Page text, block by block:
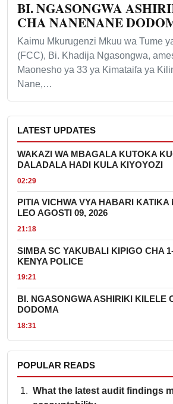
BI. NGASONGWA
CHA NANENANE
Kaimu Mkurugenzi Mkuu wa Tume
(FCC), Bi. Khadija Ngasongwa,
Maonesho ya 33 ya Kimataifa ya
Nane,…
LATEST UPDATES
WAKAZI WA MBAGALA KUTOKA
DALADALA HADI KULA KIYOYOZI
02:29
PITIA VICHWA VYA HABARI KATIKA
LEO AGOSTI 09, 2026
21:18
SIMBA SC YAKUBALI KIPIGO CHA
KENYA POLICE
19:21
BI. NGASONGWA ASHIRIKI KILELE
DODOMA
18:31
POPULAR READS
What the latest audit findings